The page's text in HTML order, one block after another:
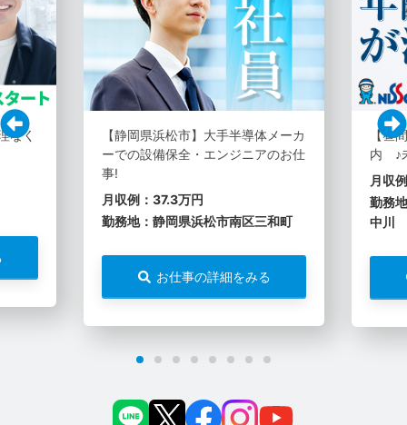
なく
【静岡県浜松市】大手半導体メーカ
ーでの設備保全・エンジニアのお仕
事!
月収例：37.3万円
勤務地：静岡県浜松市南区三和町
お仕事の詳細をみる
【昼
内 ♪
月収
勤務
中川